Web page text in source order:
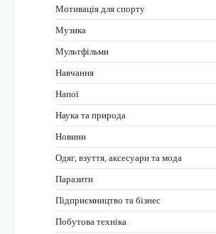
Мотивація для спорту
Музика
Мультфільми
Навчання
Напої
Наука та природа
Новини
Одяг, взуття, аксесуари та мода
Паразити
Підприємництво та бізнес
Побутова техніка